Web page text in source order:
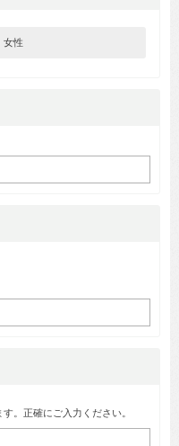
女性
。正確にご入力ください。